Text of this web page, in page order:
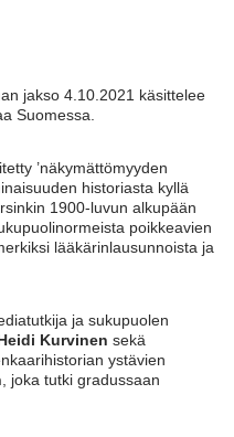
jakso 4.10.2021 käsittelee
Suomessa.
’näkymättömyyden
historiasta kyllä
1900-luvun alkupään
poikkeavien
lääkärinlausunnoista ja
ja sukupuolen
Kurvinen sekä
ystävien
, joka tutki gradussaan